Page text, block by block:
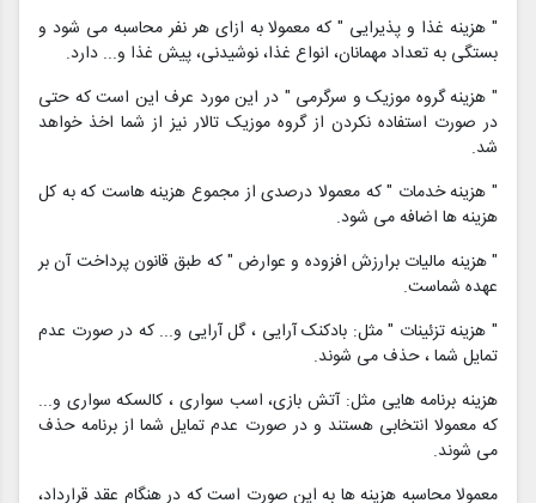
" هزینه غذا و پذیرایی " که معمولا به ازای هر نفر محاسبه می شود و
بستگی به تعداد مهمانان، انواع غذا، نوشیدنی، پیش غذا و... دارد.
" هزینه گروه موزیک و سرگرمی " در این مورد عرف این است که حتی
در صورت استفاده نکردن از گروه موزیک تالار نیز از شما اخذ خواهد
شد.
" هزینه خدمات " که معمولا درصدی از مجموع هزینه هاست که به کل
هزینه ها اضافه می شود.
" هزینه مالیات برارزش افزوده و عوارض " که طبق قانون پرداخت آن بر
عهده شماست.
" هزینه تزئینات " مثل: بادکنک آرایی ، گل آرایی و... که در صورت عدم
تمایل شما ، حذف می شوند.
هزینه برنامه هایی مثل: آتش بازی، اسب سواری ، کالسکه سواری و...
که معمولا انتخابی هستند و در صورت عدم تمایل شما از برنامه حذف
می شوند.
معمولا محاسبه هزینه ها به این صورت است که در هنگام عقد قرارداد،